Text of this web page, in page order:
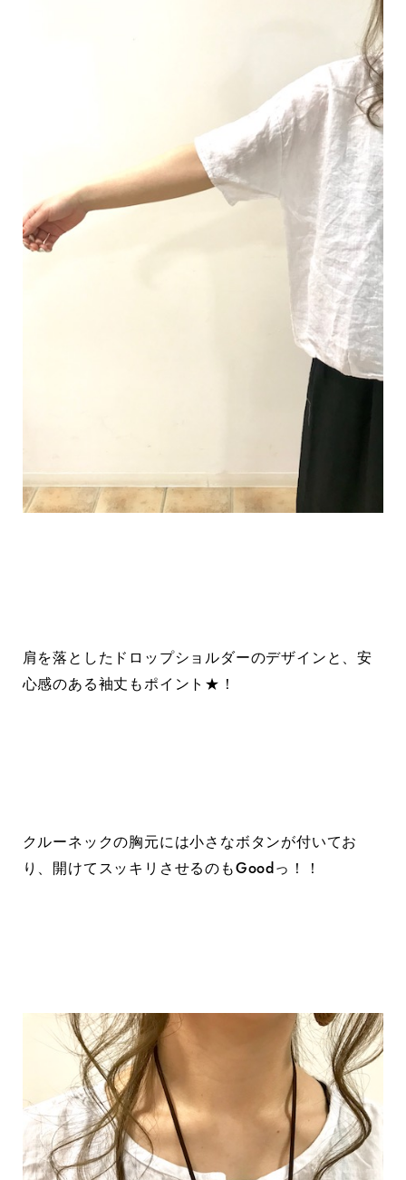
肩を落としたドロップショルダーのデザインと、安
心感のある袖丈もポイント★！
クルーネックの胸元には小さなボタンが付いてお
り、開けてスッキリさせるのもGoodっ！！